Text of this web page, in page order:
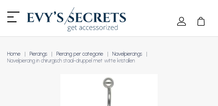
Home Piercings Piercing per categorie
Navelpiercings
Navelpiercing in chirurgisch staal-druppel met witte kristallen